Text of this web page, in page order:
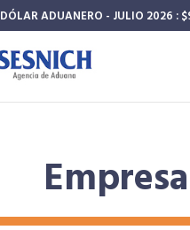
DÓLAR ADUANERO - JULIO 2026 :
Empresa